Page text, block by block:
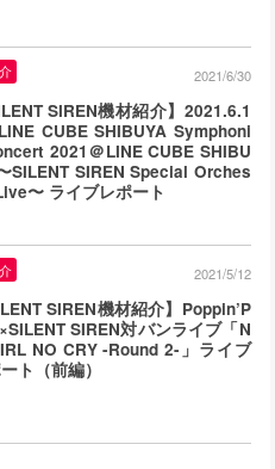
SIREN機材紹介】2021.6.1
CUBE SHIBUYA Symphoni
2021＠LINE CUBE SHIBU
SILENT SIREN Special Orches
〜 ライブレポート
2021/6/30
SIREN機材紹介】Poppin’P
SIREN対バンライブ「N
NO CRY -Round 2-」ライブ
ト（前編）
2021/5/12